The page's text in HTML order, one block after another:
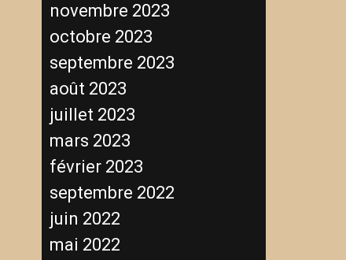
novembre 2023
octobre 2023
septembre 2023
août 2023
juillet 2023
mars 2023
février 2023
septembre 2022
juin 2022
mai 2022